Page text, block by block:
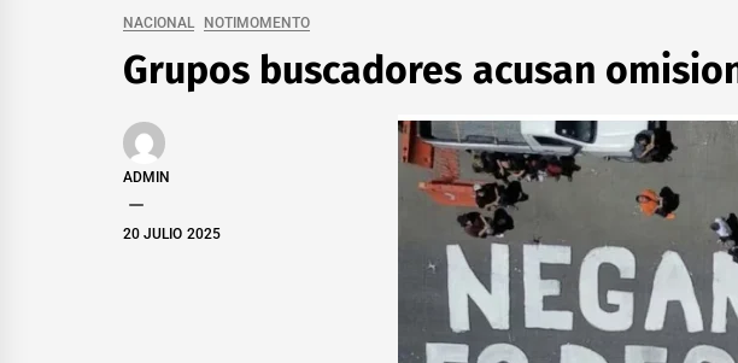
NACIONAL NOTIMOMENTO
Grupos buscadores acusan
ADMIN
20 JULIO 2025